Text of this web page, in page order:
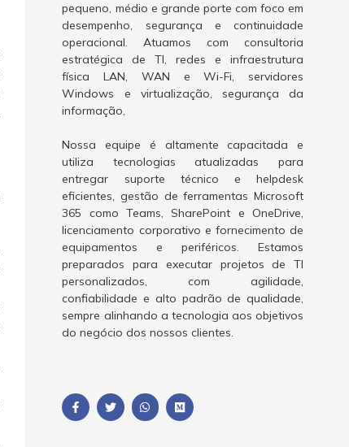
pequeno, médio e grande porte com foco em
desempenho, segurança e continuidade
operacional. Atuamos com consultoria
estratégica de TI, redes e infraestrutura
física LAN, WAN e Wi-Fi, servidores
Windows e virtualização, segurança da
informação,
Nossa equipe é altamente capacitada e
utiliza tecnologias atualizadas para
entregar suporte técnico e helpdesk
eficientes, gestão de ferramentas Microsoft
365 como Teams, SharePoint e OneDrive,
licenciamento corporativo e fornecimento de
equipamentos e periféricos. Estamos
preparados para executar projetos de TI
personalizados, com agilidade,
confiabilidade e alto padrão de qualidade,
sempre alinhando a tecnologia aos objetivos
do negócio dos nossos clientes.